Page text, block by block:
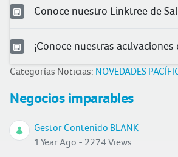
Conoce nuestro Linktree de
¡Conoce nuestras activaciones
Categorías Noticias: NOVEDADES
Negocios imparables
Gestor Contenido BLANK
1 Year Ago - 2274 Views